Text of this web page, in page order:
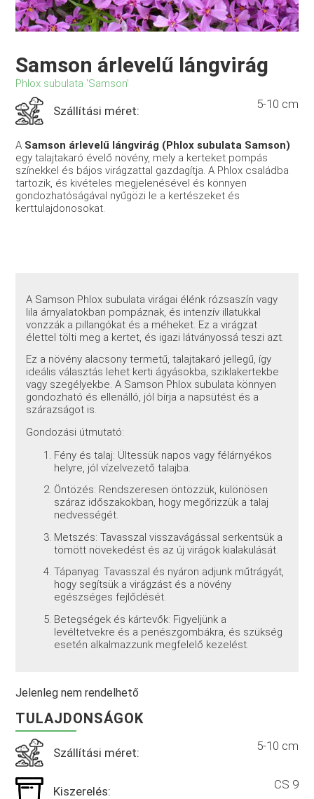
Samson árlevelű lángvirág
Phlox subulata 'Samson'
Szállítási méret: 5-10 cm
A Samson árlevelű lángvirág (Phlox subulata Samson)
egy talajtakaró évelő növény, mely a kerteket pompás
színekkel és bájos virágzattal gazdagítja. A Phlox családba
tartozik, és kivételes megjelenésével és könnyen
gondozhatóságával nyűgözi le a kertészeket és
kerttulajdonosokat.
A Samson Phlox subulata virágai élénk rózsaszín vagy
lila árnyalatokban pompáznak, és intenzív illatukkal
vonzzák a pillangókat és a méheket. Ez a virágzat
élettel tölti meg a kertet, és igazi látványossá teszi azt.
Ez a növény alacsony termetű, talajtakaró jellegű, így
ideális választás lehet kerti ágyásokba, sziklakertekbe
vagy szegélyekbe. A Samson Phlox subulata könnyen
gondozható és ellenálló, jól bírja a napsütést és a
szárazságot is.
Gondozási útmutató:
Fény és talaj: Ültessük napos vagy félárnyékos
helyre, jól vízelvezető talajba.
Öntözés: Rendszeresen öntözzük, különösen
száraz időszakokban, hogy megőrizzük a talaj
nedvességét.
Metszés: Tavasszal visszavágással serkentsük a
tömött növekedést és az új virágok kialakulását.
Tápanyag: Tavasszal és nyáron adjunk műtrágyát,
hogy segítsük a virágzást és a növény
egészséges fejlődését.
Betegségek és kártevők: Figyeljünk a
levéltetvekre és a penészgombákra, és szükség
esetén alkalmazzunk megfelelő kezelést.
Jelenleg nem rendelhető
TULAJDONSÁGOK
Szállítási méret: 5-10 cm
Kiszerelés: CS 9